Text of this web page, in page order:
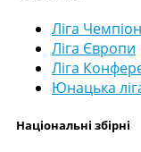
Ліга
Ліга Європи
Ліга
Юнацька
Національні збірні